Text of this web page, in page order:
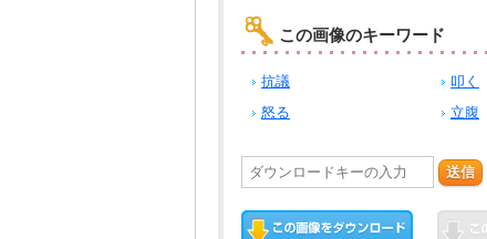
この画像のキーワード
抗議 叩く
怒る
立腹
送信